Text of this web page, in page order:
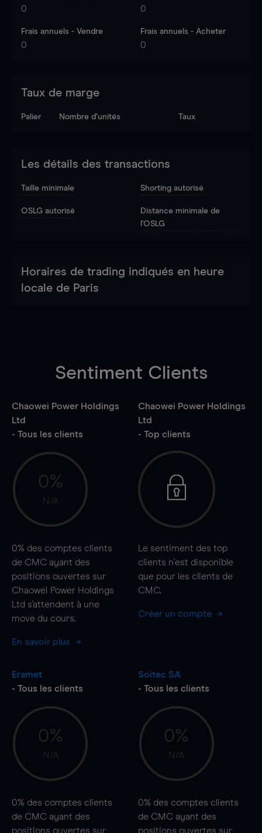
0 0
Frais annuels - Vendre
0
Frais annuels - Acheter
0
Taux de marge
Palier Nombre d’unités Taux
Les détails des transactions
Taille minimale Shorting autorisé
OSLG autorisé
Distance minimale de
l'OSLG
Horaires de trading indiqués en heure
locale de Paris
Sentiment Clients
Chaowei Power Holdings
Ltd
- Tous les clients
0%
N/A
0% des comptes clients
de CMC ayant des
positions ouvertes sur
Chaowei Power Holdings
Ltd s'attendent à une
move du cours.
En savoir plus
Chaowei Power Holdings
Ltd
- Top clients
Le sentiment des top
clients n'est disponible
que pour les clients de
CMC.
Créer un compte
Eramet
- Tous les clients
0%
N/A
0% des comptes clients
de CMC ayant des
positions ouvertes sur
Soitec SA
- Tous les clients
0%
N/A
0% des comptes clients
de CMC ayant des
positions ouvertes sur